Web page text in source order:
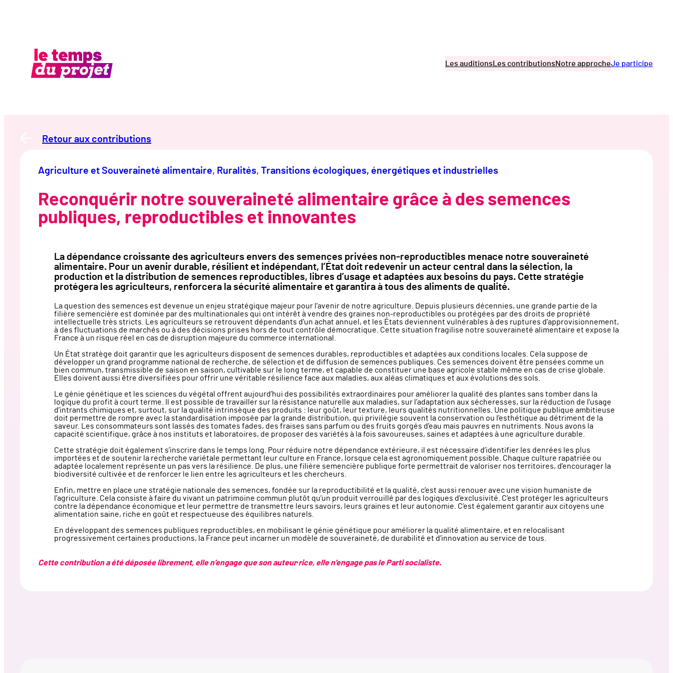
Les auditions Les contributionsNotre approcheJe participe
Retour aux contributions
Agriculture et Souveraineté alimentaire, Ruralités, Transitions écologiques, énergétiques et industrielles
Reconquérir notre souveraineté alimentaire grâce à des semences
publiques, reproductibles et innovantes
La dépendance croissante des agriculteurs envers des semences privées non-reproductibles menace notre souveraineté
alimentaire. Pour un avenir durable, résilient et indépendant, l’État doit redevenir un acteur central dans la sélection, la
production et la distribution de semences reproductibles, libres d’usage et adaptées aux besoins du pays. Cette stratégie
protégera les agriculteurs, renforcera la sécurité alimentaire et garantira à tous des aliments de qualité.
La question des semences est devenue un enjeu stratégique majeur pour l’avenir de notre agriculture. Depuis plusieurs décennies, une grande partie de la
filière semencière est dominée par des multinationales qui ont intérêt à vendre des graines non-reproductibles ou protégées par des droits de propriété
intellectuelle très stricts. Les agriculteurs se retrouvent dépendants d’un achat annuel, et les États deviennent vulnérables à des ruptures d’approvisionnement,
à des fluctuations de marchés ou à des décisions prises hors de tout contrôle démocratique. Cette situation fragilise notre souveraineté alimentaire et expose la
France à un risque réel en cas de disruption majeure du commerce international.
Un État stratège doit garantir que les agriculteurs disposent de semences durables, reproductibles et adaptées aux conditions locales. Cela suppose de
développer un grand programme national de recherche, de sélection et de diffusion de semences publiques. Ces semences doivent être pensées comme un
bien commun, transmissible de saison en saison, cultivable sur le long terme, et capable de constituer une base agricole stable même en cas de crise globale.
Elles doivent aussi être diversifiées pour offrir une véritable résilience face aux maladies, aux aléas climatiques et aux évolutions des sols.
Le génie génétique et les sciences du végétal offrent aujourd’hui des possibilités extraordinaires pour améliorer la qualité des plantes sans tomber dans la
logique du profit à court terme. Il est possible de travailler sur la résistance naturelle aux maladies, sur l’adaptation aux sécheresses, sur la réduction de l’usage
d’intrants chimiques et, surtout, sur la qualité intrinsèque des produits : leur goût, leur texture, leurs qualités nutritionnelles. Une politique publique ambitieuse
doit permettre de rompre avec la standardisation imposée par la grande distribution, qui privilégie souvent la conservation ou l’esthétique au détriment de la
saveur. Les consommateurs sont lassés des tomates fades, des fraises sans parfum ou des fruits gorgés d’eau mais pauvres en nutriments. Nous avons la
capacité scientifique, grâce à nos instituts et laboratoires, de proposer des variétés à la fois savoureuses, saines et adaptées à une agriculture durable.
Cette stratégie doit également s’inscrire dans le temps long. Pour réduire notre dépendance extérieure, il est nécessaire d’identifier les denrées les plus
importées et de soutenir la recherche variétale permettant leur culture en France, lorsque cela est agronomiquement possible. Chaque culture rapatriée ou
adaptée localement représente un pas vers la résilience. De plus, une filière semencière publique forte permettrait de valoriser nos territoires, d’encourager la
biodiversité cultivée et de renforcer le lien entre les agriculteurs et les chercheurs.
Enfin, mettre en place une stratégie nationale des semences, fondée sur la reproductibilité et la qualité, c’est aussi renouer avec une vision humaniste de
l’agriculture. Cela consiste à faire du vivant un patrimoine commun plutôt qu’un produit verrouillé par des logiques d’exclusivité. C’est protéger les agriculteurs
contre la dépendance économique et leur permettre de transmettre leurs savoirs, leurs graines et leur autonomie. C’est également garantir aux citoyens une
alimentation saine, riche en goût et respectueuse des équilibres naturels.
En développant des semences publiques reproductibles, en mobilisant le génie génétique pour améliorer la qualité alimentaire, et en relocalisant
progressivement certaines productions, la France peut incarner un modèle de souveraineté, de durabilité et d’innovation au service de tous.
Cette contribution a été déposée librement, elle n’engage que son auteur·rice, elle n’engage pas le Parti socialiste.